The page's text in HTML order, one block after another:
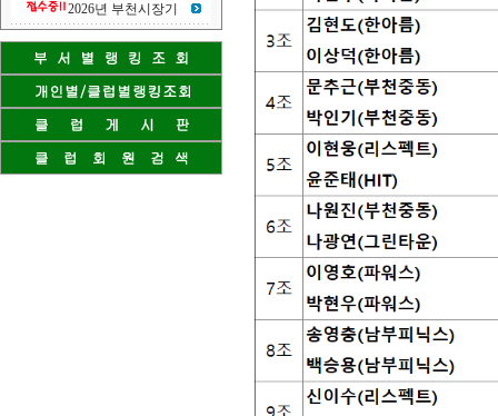
2026년 부천시장기